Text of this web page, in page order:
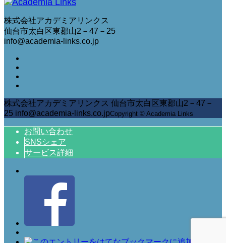
株式会社アカデミアリンクス
仙台市太白区東郡山2－47－25
info@academia-links.co.jp
株式会社アカデミアリンクス 仙台市太白区東郡山2－47－
25 info@academia-links.co.jpCopyright © Academia Links
お問い合わせ
SNSシェア
サービス詳細